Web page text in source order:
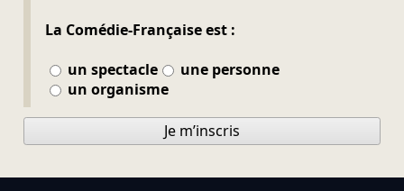
La Comédie-Française est :
un spectacle
une personne
un organisme
Je m’inscris